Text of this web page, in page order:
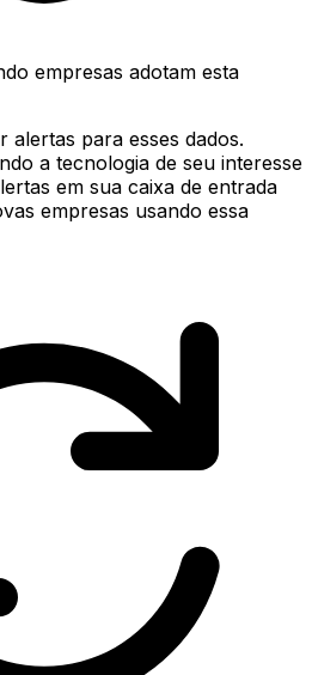
empresas adotam esta
alertas para esses dados.
a tecnologia de seu interesse
em sua caixa de entrada
empresas usando essa